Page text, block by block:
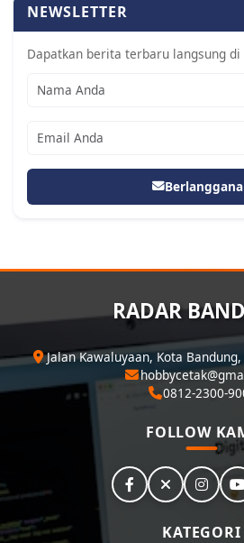
NEWSLETTER
Dapatkan berita terbaru langsung di
RADAR
Jalan Kawaluyaan, Kota
0812-2300-
FOLLOW
KATEGORI